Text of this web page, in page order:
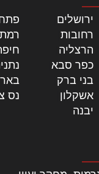
ירושלים
רחובות רמת
הרצליה
כפר סבא
בני ברק
אשקלון נס
יבנה